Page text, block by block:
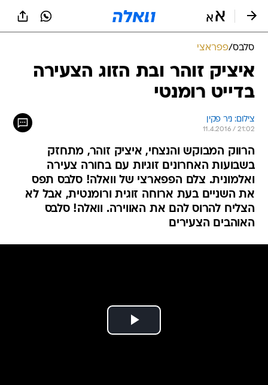
סלבס/פפראצי
איציק זוהר ובת הזוג הצעירה
בדייט רומנטי
צילום: ניר פקין
11.4.2016 / 21:02
הרווק המבוקש והנצחי, איציק זוהר, מתחזק
בשבועות האחרונים זוגיות עם בחורה צעירה
ואלמונית. צלם הפפארצי של וואלה! סלבס תפס
את השניים בעת ארוחה זוגית ורומנטית, אבל לא
הצליח להרוס להם את האווירה. וואלה! סלבס
האוהבים הצעירים